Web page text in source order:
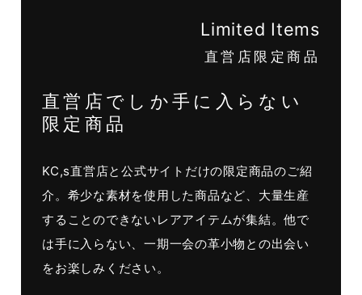
Limited Items
直営店限定商品
直営店でしか手に入らない
限定商品
KC,s直営店と公式サイトだけの限定商品のご紹
介。希少な素材を使用した商品など、大量生産
することのできないレアアイテムが集結。他で
は手に入らない、一期一会の革小物との出会い
をお楽しみください。